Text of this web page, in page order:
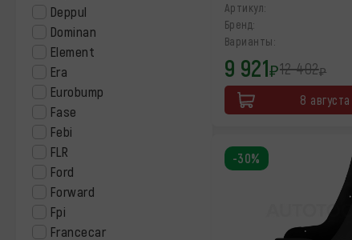
Deppul
Dominan
Element
Era
Eurobump
Fase
Febi
FLR
Ford
Forward
Fpi
Francecar
Артикул:
Бренд:
Варианты:
9 921₽12 402₽
8 августа
-30%